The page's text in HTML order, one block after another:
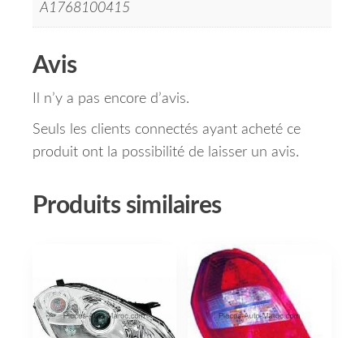
A1768100415
Avis
Il n’y a pas encore d’avis.
Seuls les clients connectés ayant acheté ce
produit ont la possibilité de laisser un avis.
Produits similaires